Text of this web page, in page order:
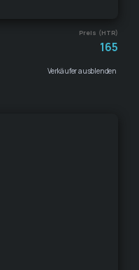
Preis (HTR)
165
Verkäufer ausblenden